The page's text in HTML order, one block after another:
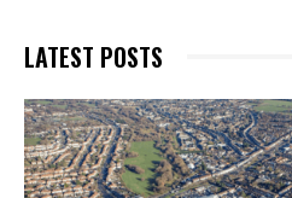
LATEST POSTS